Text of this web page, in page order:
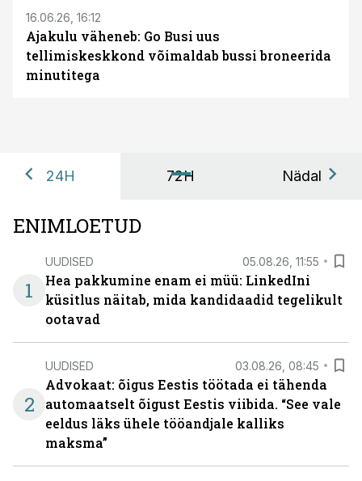
16.06.26, 16:12
Ajakulu väheneb: Go Busi uus
tellimiskeskkond võimaldab bussi broneerida
minutitega
24H 72H Nädal
ENIMLOETUD
1
UUDISED 05.08.26, 11:55
Hea pakkumine enam ei müü: LinkedIni
küsitlus näitab, mida kandidaadid tegelikult
ootavad
2
UUDISED 03.08.26, 08:45
Advokaat: õigus Eestis töötada ei tähenda
automaatselt õigust Eestis viibida. “See vale
eeldus läks ühele tööandjale kalliks
maksma”